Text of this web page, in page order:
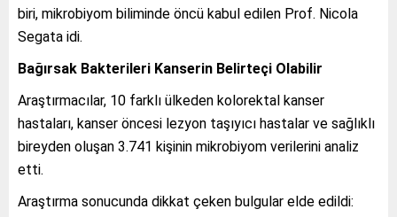
biri, mikrobiyom biliminde öncü kabul edilen Prof. Nicola
Segata idi.
Bağırsak Bakterileri Kanserin Belirteçi Olabilir
Araştırmacılar, 10 farklı ülkeden kolorektal kanser
hastaları, kanser öncesi lezyon taşıyıcı hastalar ve sağlıklı
bireyden oluşan 3.741 kişinin mikrobiyom verilerini analiz
etti.
Araştırma sonucunda dikkat çeken bulgular elde edildi: